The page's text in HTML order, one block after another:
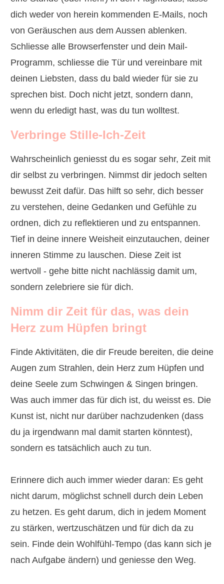
dich weder von herein kommenden E-Mails, noch
von Geräuschen aus dem Aussen ablenken.
Schliesse alle Browserfenster und dein Mail-
Programm, schliesse die Tür und vereinbare mit
deinen Liebsten, dass du bald wieder für sie zu
sprechen bist. Doch nicht jetzt, sondern dann,
wenn du erledigt hast, was du tun wolltest.
Verbringe Stille-Ich-Zeit
Wahrscheinlich geniesst du es sogar sehr, Zeit mit
dir selbst zu verbringen. Nimmst dir jedoch selten
bewusst Zeit dafür. Das hilft so sehr, dich besser
zu verstehen, deine Gedanken und Gefühle zu
ordnen, dich zu reflektieren und zu entspannen.
Tief in deine innere Weisheit einzutauchen, deiner
inneren Stimme zu lauschen. Diese Zeit ist
wertvoll - gehe bitte nicht nachlässig damit um,
sondern zelebriere sie für dich.
Nimm dir Zeit für das, was dein
Herz zum Hüpfen bringt
Finde Aktivitäten, die dir Freude bereiten, die deine
Augen zum Strahlen, dein Herz zum Hüpfen und
deine Seele zum Schwingen & Singen bringen.
Was auch immer das für dich ist, du weisst es. Die
Kunst ist, nicht nur darüber nachzudenken (dass
du ja irgendwann mal damit starten könntest),
sondern es tatsächlich auch zu tun.
Erinnere dich auch immer wieder daran: Es geht
nicht darum, möglichst schnell durch dein Leben
zu hetzen. Es geht darum, dich in jedem Moment
zu stärken, wertzuschätzen und für dich da zu
sein. Finde dein Wohlfühl-Tempo (das kann sich je
nach Aufgabe ändern) und geniesse den Weg.